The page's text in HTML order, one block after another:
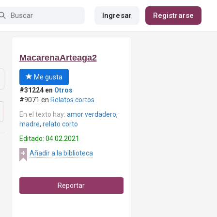
Ingresar Registrarse
MacarenaArteaga2
Me gusta
#31224 en Otros
#9071 en Relatos cortos
En el texto hay: amor verdadero,
madre, relato corto
Editado: 04.02.2021
Añadir a la biblioteca
Reportar